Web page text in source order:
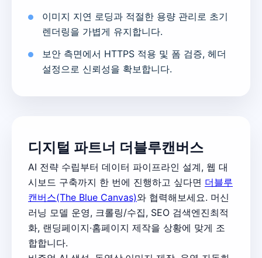
이미지 지연 로딩과 적절한 용량 관리로 초기
렌더링을 가볍게 유지합니다.
보안 측면에서 HTTPS 적용 및 폼 검증, 헤더
설정으로 신뢰성을 확보합니다.
디지털 파트너 더블루캔버스
AI 전략 수립부터 데이터 파이프라인 설계, 웹 대
시보드 구축까지 한 번에 진행하고 싶다면 더블루
캔버스(The Blue Canvas)와 협력해보세요. 머신
러닝 모델 운영, 크롤링/수집, SEO 검색엔진최적
화, 랜딩페이지·홈페이지 제작을 상황에 맞게 조
합합니다.